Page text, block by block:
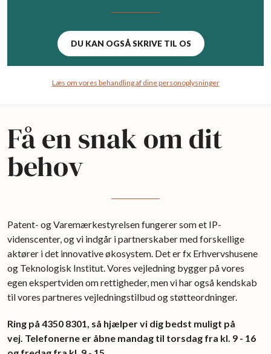
DU KAN OGSÅ SKRIVE TIL OS
Læs om vores behandling af dine personoplysninger
Få en snak om dit
behov
Patent- og Varemærkestyrelsen fungerer som et IP-
videnscenter, og vi indgår i partnerskaber med forskellige
aktører i det innovative økosystem. Det er fx Erhvervshusene
og Teknologisk Institut. Vores vejledning bygger på vores
egen ekspertviden om rettigheder, men vi har også kendskab
til vores partneres vejledningstilbud og støtteordninger.
Ring på 4350 8301, så hjælper vi dig bedst muligt på
vej. Telefonerne er åbne mandag til torsdag fra kl. 9 - 16